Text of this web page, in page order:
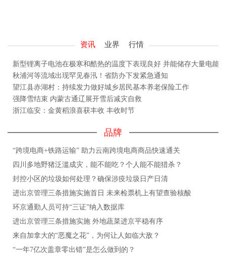
资讯 业界 行情
新型锂离子电池在极寒和酷热的温度下表现良好 并能储存大量电能
秋浦河等流域出现罕见春汛！省防办下发紧急通知
望江县赤湖村：持续发力做好城乡居民基本养老保险工作
强降雪结束 内蒙古通辽展开雪后减灾自救
浙江临安：金黄稻浪喜获丰收 丰收时节
品牌
“跨境电商+铁路运输” 助力云南跨境电商商品快速通关
四川多地野猪泛滥成灾，能不能吃？个人能不能猎杀？
封控小区的垃圾如何处理？确保涉疫垃圾日产日清
进出京管理三条措施实施首日 未来检票机上有望查验核酸
环京通勤人员可持“三证”纳入数据库
进出京管理三条措施实施 外地蔬菜进京平稳有序
来自加拿大的“恶魔之花”，为何让人如临大敌？
“一年7亿次盖章零出错”是怎么做到的？